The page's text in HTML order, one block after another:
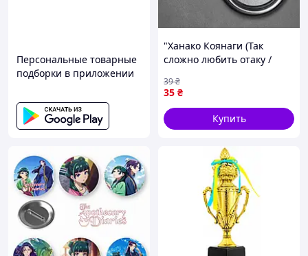
Персональные товарные
подборки в приложении
"Ханако Коянаги (Так
сложно любить отаку /
значок круглый на булавке
Ø44 мм
35 ₴
39₴
Купить